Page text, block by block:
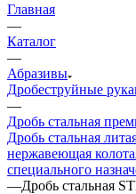
Главная
—
Каталог
—
Абразивы
Дробеструйные
—
Дробь стальная
Дробь стальная
нержавеющая
специального
—Дробь стальная